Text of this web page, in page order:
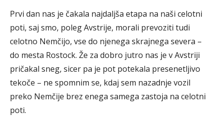
Prvi dan nas je čakala najdaljša etapa na naši celotni
poti, saj smo, poleg Avstrije, morali prevoziti tudi
celotno Nemčijo, vse do njenega skrajnega severa –
do mesta Rostock. Že za dobro jutro nas je v Avstriji
pričakal sneg, sicer pa je pot potekala presenetljivo
tekoče – ne spomnim se, kdaj sem nazadnje vozil
preko Nemčije brez enega samega zastoja na celotni
poti.